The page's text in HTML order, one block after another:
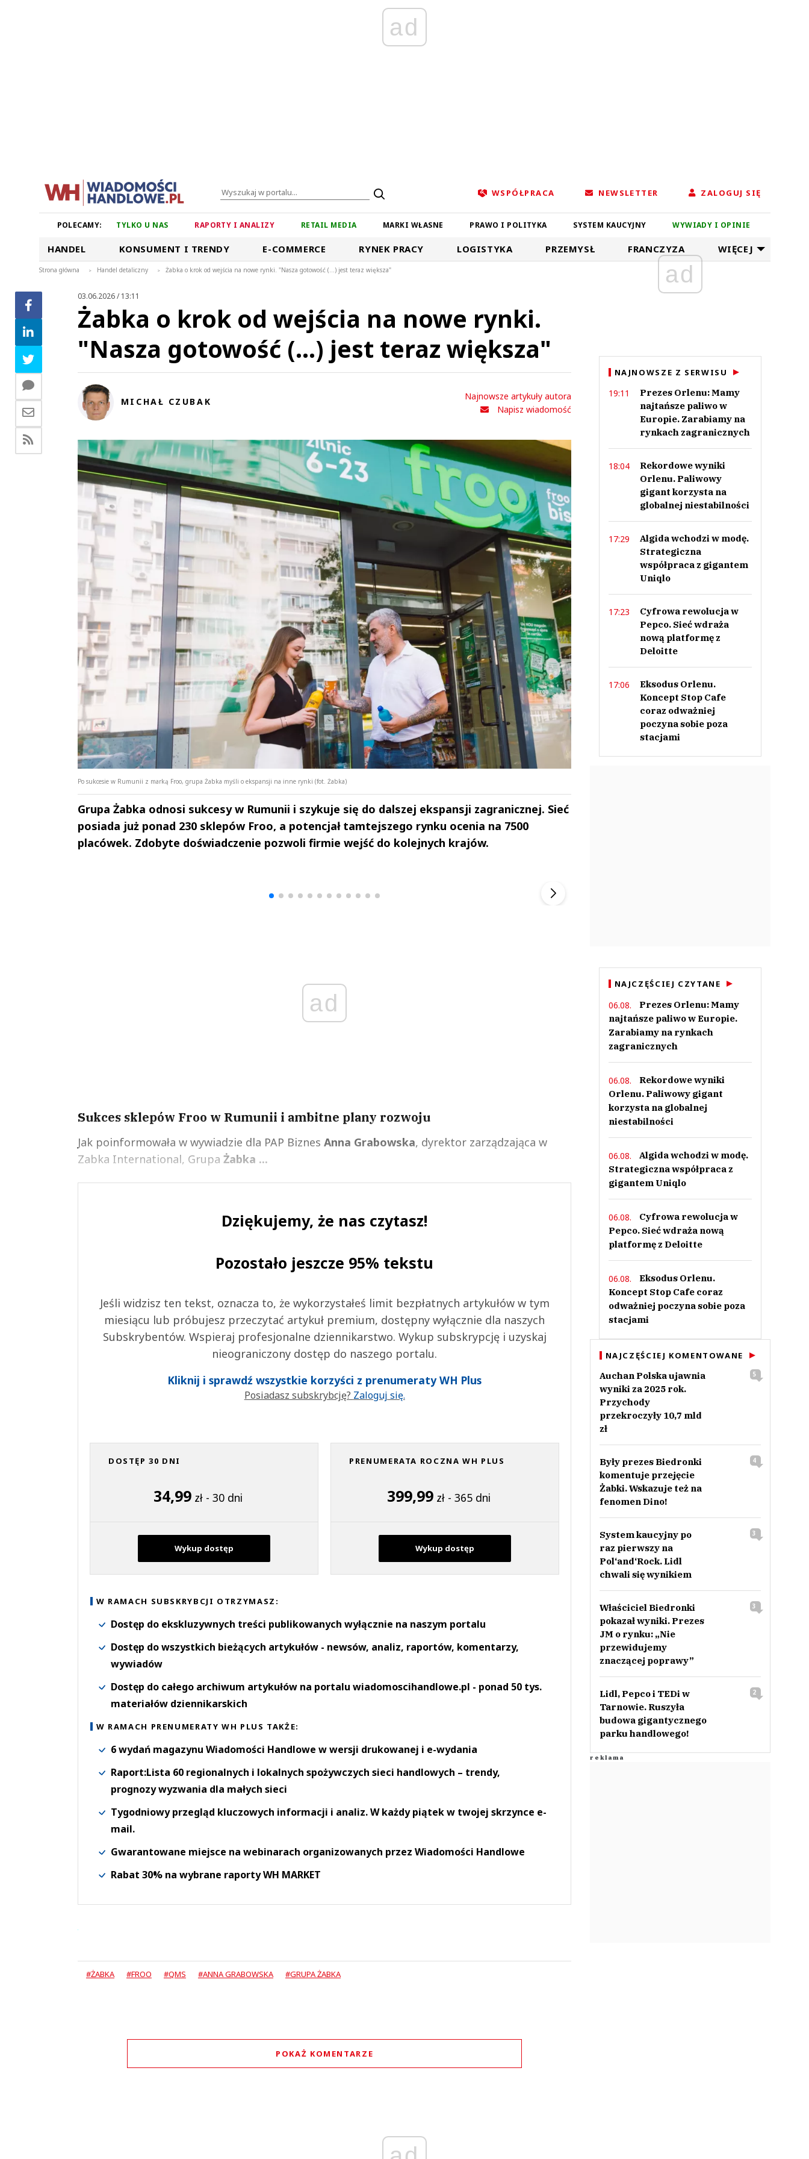
ad
WSPÓŁPRACA NEWSLETTER ZALOGUJ SIĘ
POLECAMY: TYLKO U NAS RAPORTY I ANALIZY RETAIL MEDIA MARKI WŁASNE PRAWO I POLITYKA SYSTEM KAUCYJNY WYWIADY I OPINIE
HANDEL KONSUMENT I TRENDY E-COMMERCE RYNEK PRACY LOGISTYKA PRZEMYSŁ FRANCZYZA WIĘCEJ
Strona główna > Handel detaliczny > Żabka o krok od wejścia na nowe rynki. "Nasza gotowość (...) jest teraz większa"
03.06.2026 / 13:11
Żabka o krok od wejścia na nowe rynki.
"Nasza gotowość (...) jest teraz większa"
MICHAŁ CZUBAK
Najnowsze artykuły autora
Napisz wiadomość
Po sukcesie w Rumunii z marką Froo, grupa Żabka myśli o ekspansji na inne rynki (fot. Żabka)
Grupa Żabka odnosi sukcesy w Rumunii i szykuje się do dalszej ekspansji zagranicznej. Sieć
posiada już ponad 230 sklepów Froo, a potencjał tamtejszego rynku ocenia na 7500
placówek. Zdobyte doświadczenie pozwoli firmie wejść do kolejnych krajów.
ad
Sukces sklepów Froo w Rumunii i ambitne plany rozwoju
Jak poinformowała w wywiadzie dla PAP Biznes Anna Grabowska, dyrektor zarządzająca w
Zabka International, Grupa Żabka ...
Dziękujemy, że nas czytasz!
Pozostało jeszcze 95% tekstu
Jeśli widzisz ten tekst, oznacza to, że wykorzystałeś limit bezpłatnych artykułów w tym
miesiącu lub próbujesz przeczytać artykuł premium, dostępny wyłącznie dla naszych
Subskrybentów. Wspieraj profesjonalne dziennikarstwo. Wykup subskrypcję i uzyskaj
nieograniczony dostęp do naszego portalu.
Kliknij i sprawdź wszystkie korzyści z prenumeraty WH Plus
Posiadasz subskrybcję? Zaloguj się.
DOSTĘP 30 DNI
34,99 zł - 30 dni
Wykup dostęp
PRENUMERATA ROCZNA WH PLUS
399,99 zł - 365 dni
Wykup dostęp
W RAMACH SUBSKRYBCJI OTRZYMASZ:
Dostęp do ekskluzywnych treści publikowanych wyłącznie na naszym portalu
Dostęp do wszystkich bieżących artykułów - newsów, analiz, raportów, komentarzy,
wywiadów
Dostęp do całego archiwum artykułów na portalu wiadomoscihandlowe.pl - ponad 50 tys.
materiałów dziennikarskich
W RAMACH PRENUMERATY WH PLUS TAKŻE:
6 wydań magazynu Wiadomości Handlowe w wersji drukowanej i e-wydania
Raport:Lista 60 regionalnych i lokalnych spożywczych sieci handlowych – trendy,
prognozy wyzwania dla małych sieci
Tygodniowy przegląd kluczowych informacji i analiz. W każdy piątek w twojej skrzynce e-
mail.
Gwarantowane miejsce na webinarach organizowanych przez Wiadomości Handlowe
Rabat 30% na wybrane raporty WH MARKET
#ŻABKA #FROO #QMS #ANNA GRABOWSKA #GRUPA ŻABKA
POKAŻ KOMENTARZE
ad
NAJNOWSZE Z SERWISU
19:11
Prezes Orlenu: Mamy
najtańsze paliwo w
Europie. Zarabiamy na
rynkach zagranicznych
18:04
Rekordowe wyniki
Orlenu. Paliwowy
gigant korzysta na
globalnej niestabilności
17:29
Algida wchodzi w modę.
Strategiczna
współpraca z gigantem
Uniqlo
17:23
Cyfrowa rewolucja w
Pepco. Sieć wdraża
nową platformę z
Deloitte
17:06
Eksodus Orlenu.
Koncept Stop Cafe
coraz odważniej
poczyna sobie poza
stacjami
NAJCZĘŚCIEJ CZYTANE
06.08.
Prezes Orlenu: Mamy
najtańsze paliwo w Europie.
Zarabiamy na rynkach
zagranicznych
06.08.
Rekordowe wyniki
Orlenu. Paliwowy gigant
korzysta na globalnej
niestabilności
06.08.
Algida wchodzi w modę.
Strategiczna współpraca z
gigantem Uniqlo
06.08.
Cyfrowa rewolucja w
Pepco. Sieć wdraża nową
platformę z Deloitte
06.08.
Eksodus Orlenu.
Koncept Stop Cafe coraz
odważniej poczyna sobie poza
stacjami
NAJCZĘŚCIEJ KOMENTOWANE
Auchan Polska ujawnia
wyniki za 2025 rok.
Przychody
przekroczyły 10,7 mld
zł
5
Były prezes Biedronki
komentuje przejęcie
Żabki. Wskazuje też na
fenomen Dino!
4
System kaucyjny po
raz pierwszy na
Pol‘and‘Rock. Lidl
chwali się wynikiem
3
Właściciel Biedronki
pokazał wyniki. Prezes
JM o rynku: „Nie
przewidujemy
znaczącej poprawy”
3
Lidl, Pepco i TEDi w
Tarnowie. Ruszyła
budowa gigantycznego
parku handlowego!
2